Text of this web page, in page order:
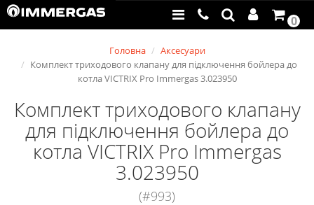
0
Головна
Аксесуари
Комплект триходового клапану для підключення бойлера до
котла VICTRIX Pro Immergas 3.023950
Комплект триходового клапану
для підключення бойлера до
котла VICTRIX Pro Immergas
3.023950
(#993)